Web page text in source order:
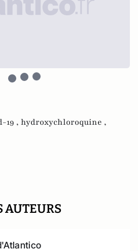
19 , hydroxychloroquine ,
AUTEURS